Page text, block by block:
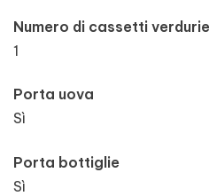
Numero di cassetti
1
Porta uova
Sì
Porta bottiglie
Sì